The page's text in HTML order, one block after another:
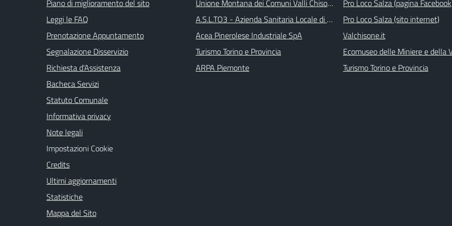
Piano di miglioramento del sito
Leggi le FAQ
Prenotazione Appuntamento
Segnalazione Disservizio
Richiesta d'Assistenza
Bacheca Servizi
Statuto Comunale
Informativa privacy
Note legali
Impostazioni Cookie
Credits
Ultimi aggiornamenti
Statistiche
Mappa del Sito
Unione Montana dei Comuni Valli Chisone e Germanasca
A.S.L.TO3 - Azienda Sanitaria Locale di Collegno e Pinerolo
Acea Pinerolese Industriale SpA
Turismo Torino e Provincia
ARPA Piemonte
Pro Loco Salza (pagina
Pro Loco Salza (sito internet)
Valchisone.it
Ecomuseo delle Miniere e della
Turismo Torino e Provincia